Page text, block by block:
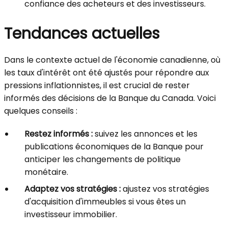
confiance des acheteurs et des investisseurs.
Tendances actuelles
Dans le contexte actuel de l'économie canadienne, où
les taux d'intérêt ont été ajustés pour répondre aux
pressions inflationnistes, il est crucial de rester
informés des décisions de la Banque du Canada. Voici
quelques conseils :
Restez informés :suivez les annonces et les
publications économiques de la Banque pour
anticiper les changements de politique
monétaire.
Adaptez vos stratégies :ajustez vos stratégies
d'acquisition d'immeubles si vous êtes un
investisseur immobilier.